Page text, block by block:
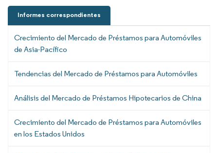
Informes correspondientes
Crecimiento del Mercado de Préstamos para Automóviles
de Asia-Pacífico
Tendencias del Mercado de Préstamos para Automóviles
Análisis del Mercado de Préstamos Hipotecarios de China
Crecimiento del Mercado de Préstamos para Automóviles
en los Estados Unidos